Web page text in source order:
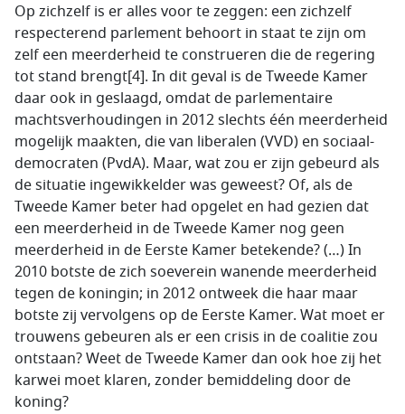
Op zichzelf is er alles voor te zeggen: een zichzelf
respecterend parlement behoort in staat te zijn om
zelf een meerderheid te construeren die de regering
tot stand brengt[4]. In dit geval is de Tweede Kamer
daar ook in geslaagd, omdat de parlementaire
machtsverhoudingen in 2012 slechts één meerderheid
mogelijk maakten, die van liberalen (VVD) en sociaal-
democraten (PvdA). Maar, wat zou er zijn gebeurd als
de situatie ingewikkelder was geweest? Of, als de
Tweede Kamer beter had opgelet en had gezien dat
een meerderheid in de Tweede Kamer nog geen
meerderheid in de Eerste Kamer betekende? (…) In
2010 botste de zich soeverein wanende meerderheid
tegen de koningin; in 2012 ontweek die haar maar
botste zij vervolgens op de Eerste Kamer. Wat moet er
trouwens gebeuren als er een crisis in de coalitie zou
ontstaan? Weet de Tweede Kamer dan ook hoe zij het
karwei moet klaren, zonder bemiddeling door de
koning?